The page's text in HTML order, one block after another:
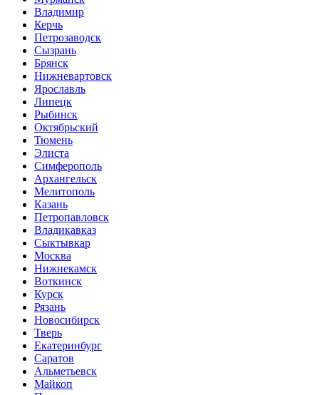
Владимир
Керчь
Петрозаводск
Сызрань
Брянск
Нижневартовск
Ярославль
Липецк
Рыбинск
Октябрьский
Тюмень
Элиста
Симферополь
Архангельск
Мелитополь
Казань
Петропавловск
Владикавказ
Сыктывкар
Москва
Нижнекамск
Воткинск
Курск
Рязань
Новосибирск
Тверь
Екатеринбург
Саратов
Альметьевск
Майкоп